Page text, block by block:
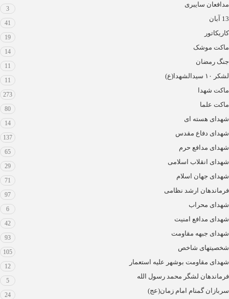
مدافعان سایبری
3
13 آبان
41
کاریکاتور
19
ماکت موشک
14
جنگ رمضان
11
لشکر ۱۰ سیدالشهدا(ع)
11
ماکت شهدا
273
ماکت علما
80
شهدای هسته ای
14
شهدای دفاع مقدس
137
شهدای مدافع حرم
65
شهدای انقلاب اسلامی
29
شهدای جهان اسلام
71
فرماندهان ارشد نظامی
97
شهدای محراب
6
شهدای مدافع امنیت
42
شهدای جبهه مقاومت
93
شخصیتهای شاخص
105
شهدای مقاومت بوشهر علیه استعمار
12
فرماندهان لشگر محمد رسول الله
5
سربازان گمنام امام زمان(عج)
24